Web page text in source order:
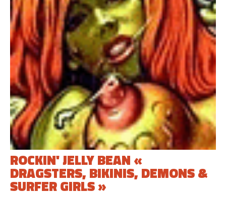
ROCKIN' JELLY BEAN «
DRAGSTERS, BIKINIS, DEMONS &
SURFER GIRLS »